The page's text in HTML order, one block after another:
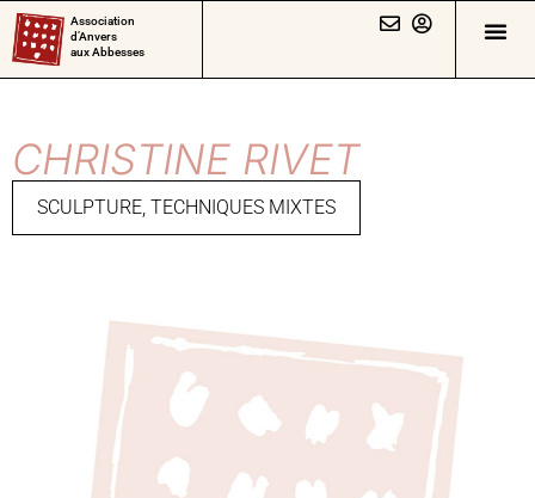
Association
d’Anvers
aux Abbesses
CHRISTINE RIVET
SCULPTURE, TECHNIQUES MIXTES